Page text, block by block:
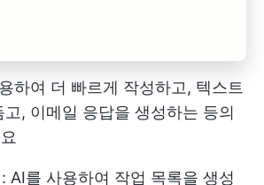
하여 더 빠르게 작성하고, 텍스트
, 이메일 응답을 생성하는 등의
: AI를 사용하여 작업 목록을 생성